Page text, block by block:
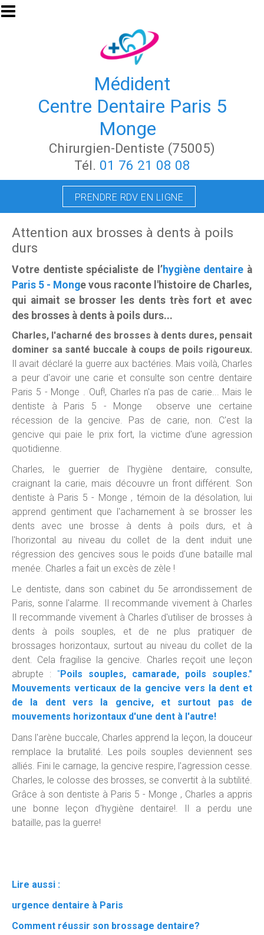
Aller au contenu principal
Médident
Centre Dentaire Paris 5
Monge
Chirurgien-Dentiste (75005)
Tél. 01 76 21 08 08
PRENDRE RDV EN LIGNE
Attention aux brosses à dents à poils
durs
Votre dentiste spécialiste de l’hygiène dentaire à
Paris 5 - Monge vous raconte l'histoire de Charles,
qui aimait se brosser les dents très fort et avec
des brosses à dents à poils durs...
Charles, l'acharné des brosses à dents dures, pensait
dominer sa santé buccale à coups de poils rigoureux.
Il avait déclaré la guerre aux bactéries. Mais voilà, Charles
a peur d'avoir une carie et consulte son centre dentaire
Paris 5 - Monge . Ouf!, Charles n'a pas de carie... Mais le
dentiste à Paris 5 - Monge observe une certaine
récession de la gencive. Pas de carie, non. C'est la
gencive qui paie le prix fort, la victime d'une agression
quotidienne.
Charles, le guerrier de l'hygiène dentaire, consulte,
craignant la carie, mais découvre un front différent. Son
dentiste à Paris 5 - Monge , témoin de la désolation, lui
apprend gentiment que l'acharnement à se brosser les
dents avec une brosse à dents à poils durs, et à
l'horizontal au niveau du collet de la dent induit une
régression des gencives sous le poids d'une bataille mal
menée. Charles a fait un excès de zèle !
Le dentiste, dans son cabinet du 5e arrondissement de
Paris, sonne l'alarme. Il recommande vivement à Charles
Il recommande vivement à Charles d'utiliser de brosses à
dents à poils souples, et de ne plus pratiquer de
brossages horizontaux, surtout au niveau du collet de la
dent. Cela fragilise la gencive. Charles reçoit une leçon
abrupte : " Poils souples, camarade, poils souples."
Mouvements verticaux de la gencive vers la dent et
de la dent vers la gencive, et surtout pas de
mouvements horizontaux d'une dent à l'autre!
Dans l'arène buccale, Charles apprend la leçon, la douceur
remplace la brutalité. Les poils souples deviennent ses
alliés. Fini le carnage, la gencive respire, l'agression cesse.
Charles, le colosse des brosses, se convertit à la subtilité.
Grâce à son dentiste à Paris 5 - Monge , Charles a appris
une bonne leçon d'hygiène dentaire!. Il a perdu une
bataille, pas la guerre!
Lire aussi :
urgence dentaire à Paris
Comment réussir son brossage dentaire?